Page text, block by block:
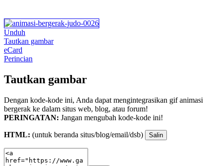
Unduh
Tautkan gambar
eCard
Perincian
Tautkan gambar
Dengan kode-kode ini, Anda dapat mengintegrasikan gif animasi
bergerak ke dalam situs web, blog, atau forum!
PERINGATAN: Jangan mengubah kode-kode ini!
HTML: (untuk beranda situs/blog/email/dsb) Salin